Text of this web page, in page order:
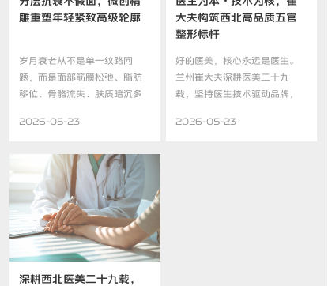
雕重塑年轻紧致高级轮廓
岁月衰老从不是单一纹路问
题，而是面部筋膜松弛、脂肪
移位、骨骼流失、肤质暗沉多
2026-05-23
大夫构筑西北高品质五官
整形标杆
好的医美，核心永远是医生。
兰州崔大夫深耕医美二十九
载，坚持医生技术驱动品牌，
2026-05-23
深耕西北医美二十九载，